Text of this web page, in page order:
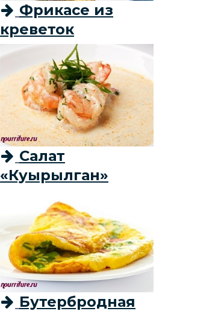
Фрикасе из
креветок
Салат
«Куырылган»
Бутербродная